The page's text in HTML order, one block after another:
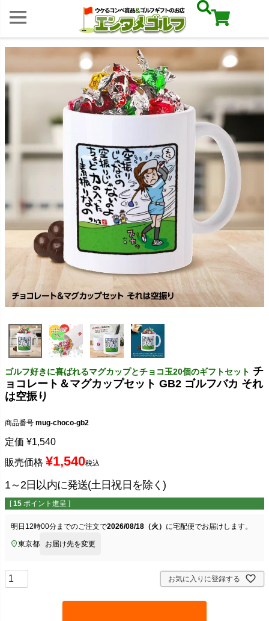
ゴルフ好きに喜ばれるマグカップとチョコ玉20個のギフトセット チ
ョコレート＆マグカップセット GB2 ゴルフバカ それ
は空振り
商品番号 mug-choco-gb2
定価 ¥1,540
販売価格 ¥1,540税込
1～2日以内に発送(土日祝日を除く)
[ 15 ポイント進呈 ]
明日 12時00分までのご注文で2026/08/18（火） に宅配便でお届けします。
東京都 お届け先を変更
お気に入りに登録する